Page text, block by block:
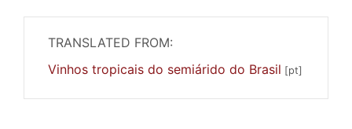
TRANSLATED FROM:
Vinhos tropicais do semiárido do Brasil